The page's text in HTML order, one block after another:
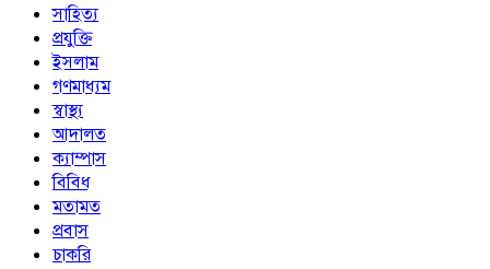
সাহিত্য
প্রযুক্তি
ইসলাম
গণমাধ্যম
স্বাস্থ্য
আদালত
ক্যাম্পাস
বিবিধ
মতামত
প্রবাস
চাকরি